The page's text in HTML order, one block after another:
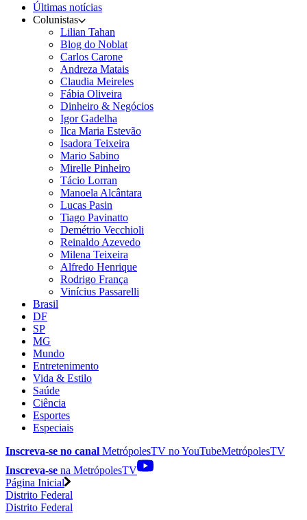
Últimas notícias
Colunistas
Lilian Tahan
Blog do Noblat
Carlos Carone
Andreza Matais
Claudia Meireles
Fábia Oliveira
Dinheiro & Negócios
Igor Gadelha
Ilca Maria Estevão
Isadora Teixeira
Mario Sabino
Mirelle Pinheiro
Tácio Lorran
Manoela Alcântara
Lucas Pasin
Tiago Pavinatto
Demétrio Vecchioli
Reinaldo Azevedo
Milena Teixeira
Alfredo Henrique
Rodrigo França
Vinícius Passarelli
Brasil
DF
SP
MG
Mundo
Entretenimento
Vida & Estilo
Saúde
Ciência
Esportes
Especiais
Inscreva-se no canal MetrópolesTV noYouTubeMetrópolesTV
Inscreva-se na MetrópolesTV
Página Inicial
Distrito Federal
Distrito Federal